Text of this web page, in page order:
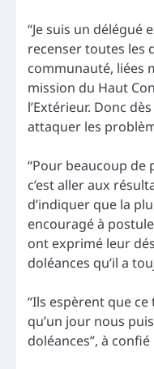
“Je suis un délégué
recenser toutes les
communauté, liées
mission du Haut
l’Extérieur. Donc
attaquer les
“Pour beaucoup de
c’est aller aux
d’indiquer que la
encouragé à
ont exprimé leur
doléances qu’il a
“Ils espèrent que
qu’un jour nous
doléances”, à